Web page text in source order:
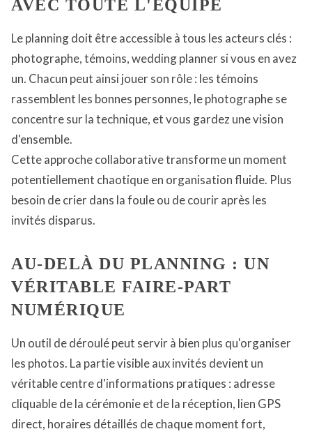
AVEC TOUTE L'ÉQUIPE
Le planning doit être accessible à tous les acteurs clés :
photographe, témoins, wedding planner si vous en avez
un. Chacun peut ainsi jouer son rôle : les témoins
rassemblent les bonnes personnes, le photographe se
concentre sur la technique, et vous gardez une vision
d'ensemble.
Cette approche collaborative transforme un moment
potentiellement chaotique en organisation fluide. Plus
besoin de crier dans la foule ou de courir après les
invités disparus.
AU-DELÀ DU PLANNING : UN
VÉRITABLE FAIRE-PART
NUMÉRIQUE
Un outil de déroulé peut servir à bien plus qu'organiser
les photos. La partie visible aux invités devient un
véritable centre d'informations pratiques : adresse
cliquable de la cérémonie et de la réception, lien GPS
direct, horaires détaillés de chaque moment fort,